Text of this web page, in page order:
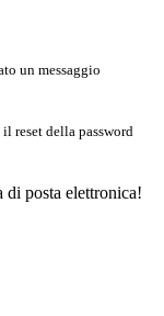
un messaggio
reset della password
di posta elettronica!